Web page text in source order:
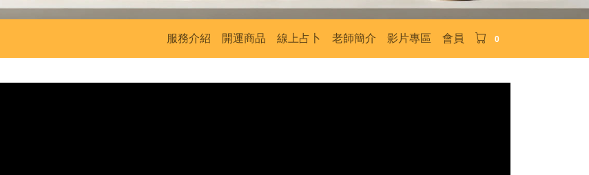
服務介紹 開運商品 線上占卜 老師簡介 影片專區 會員 0